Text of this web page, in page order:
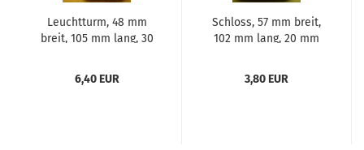
Leuchtturm, 48 mm
breit, 105 mm lang, 30
6,40 EUR
Schloss, 57 mm breit,
102 mm lang, 20 mm
3,80 EUR